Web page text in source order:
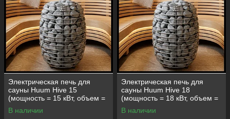
Электрическая печь для
сауны Huum Hive 15
(мощность = 15 кВт, объем =
15-30 м3, под выносной
пульт управления)
В наличии
Электрическая печь для
сауны Huum Hive 18
(мощность = 18 кВт, объем =
18-35 м3, под выносной
пульт управления)
В наличии